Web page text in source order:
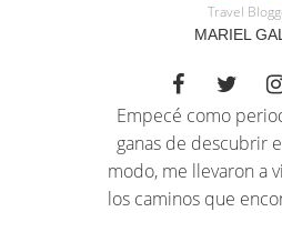
Travel
MARIEL
Empecé como
ganas de descubrir
modo, me llevaron a
los caminos que